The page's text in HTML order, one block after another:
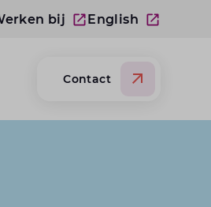
bij English
Lansigt
website
Contact